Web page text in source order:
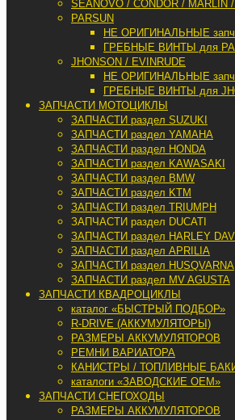
SEANOVO / CONDOR / MARLIN
PARSUN
НЕ ОРИГИНАЛЬНЫЕ
ГРЕБНЫЕ ВИНТЫ для
JHONSON / EVINRUDE
НЕ ОРИГИНАЛЬНЫЕ
ГРЕБНЫЕ ВИНТЫ для
ЗАПЧАСТИ МОТОЦИКЛЫ
ЗАПЧАСТИ раздел SUZUKI
ЗАПЧАСТИ раздел YAMAHA
ЗАПЧАСТИ раздел HONDA
ЗАПЧАСТИ раздел KAWASAKI
ЗАПЧАСТИ раздел BMW
ЗАПЧАСТИ раздел KTM
ЗАПЧАСТИ раздел TRIUMPH
ЗАПЧАСТИ раздел DUCATI
ЗАПЧАСТИ раздел HARLEY
ЗАПЧАСТИ раздел APRILIA
ЗАПЧАСТИ раздел HUSQVARNA
ЗАПЧАСТИ раздел MV AGUSTA
ЗАПЧАСТИ КВАДРОЦИКЛЫ
каталог «БЫСТРЫЙ ПОДБОР»
R-DRIVE (АККУМУЛЯТОРЫ)
РАЗМЕРЫ АККУМУЛЯТОРОВ
РЕМНИ ВАРИАТОРА
КАНИСТРЫ / ТОПЛИВНЫЕ
каталоги «ЗАВОДСКИЕ OEM»
ЗАПЧАСТИ СНЕГОХОДЫ
РАЗМЕРЫ АККУМУЛЯТОРОВ